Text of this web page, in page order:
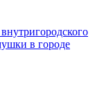
в городе